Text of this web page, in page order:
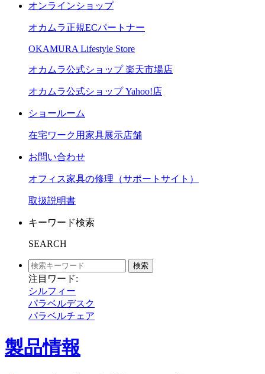
オンラインショップ
オカムラ正規ECパートナー
OKAMURA Lifestyle Store
オカムラ公式ショップ 楽天市場店
オカムラ公式ショップ Yahoo!店
ショールーム
在宅ワーク用家具展示店舗
お問い合わせ
オフィス家具の修理（サポートサイト）
取扱説明書
キーワード検索
SEARCH
検索
注目ワード:
シルフィー
パラベルデスク
パラベルチェア
製品情報